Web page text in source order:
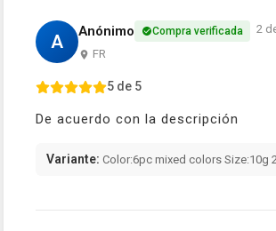
A Anónimo Compra verificada
FR
2
5 de 5
De acuerdo con la descripción
Variante: Color:6pc mixed colors Size:10g